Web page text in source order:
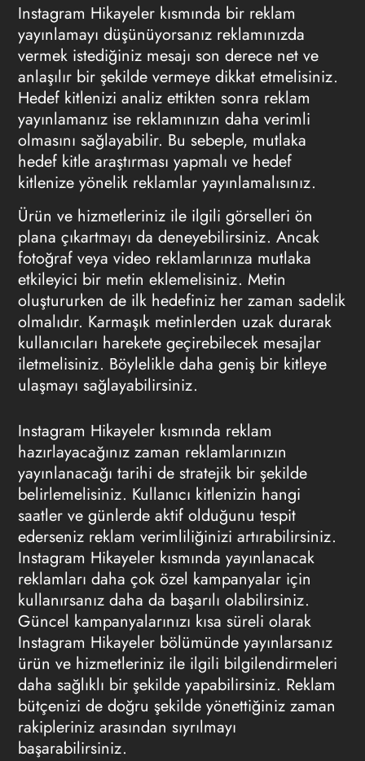
Instagram Hikayeler kısmında bir reklam
yayınlamayı düşünüyorsanız reklamınızda
vermek istediğiniz mesajı son derece net ve
anlaşılır bir şekilde vermeye dikkat etmelisiniz.
Hedef kitlenizi analiz ettikten sonra reklam
yayınlamanız ise reklamınızın daha verimli
olmasını sağlayabilir. Bu sebeple, mutlaka
hedef kitle araştırması yapmalı ve hedef
kitlenize yönelik reklamlar yayınlamalısınız.
Ürün ve hizmetleriniz ile ilgili görselleri ön
plana çıkartmayı da deneyebilirsiniz. Ancak
fotoğraf veya video reklamlarınıza mutlaka
etkileyici bir metin eklemelisiniz. Metin
oluştururken de ilk hedefiniz her zaman sadelik
olmalıdır. Karmaşık metinlerden uzak durarak
kullanıcıları harekete geçirebilecek mesajlar
iletmelisiniz. Böylelikle daha geniş bir kitleye
ulaşmayı sağlayabilirsiniz.
Instagram Hikayeler kısmında reklam
hazırlayacağınız zaman reklamlarınızın
yayınlanacağı tarihi de stratejik bir şekilde
belirlemelisiniz. Kullanıcı kitlenizin hangi
saatler ve günlerde aktif olduğunu tespit
ederseniz reklam verimliliğinizi artırabilirsiniz.
Instagram Hikayeler kısmında yayınlanacak
reklamları daha çok özel kampanyalar için
kullanırsanız daha da başarılı olabilirsiniz.
Güncel kampanyalarınızı kısa süreli olarak
Instagram Hikayeler bölümünde yayınlarsanız
ürün ve hizmetleriniz ile ilgili bilgilendirmeleri
daha sağlıklı bir şekilde yapabilirsiniz. Reklam
bütçenizi de doğru şekilde yönettiğiniz zaman
rakipleriniz arasından sıyrılmayı
başarabilirsiniz.